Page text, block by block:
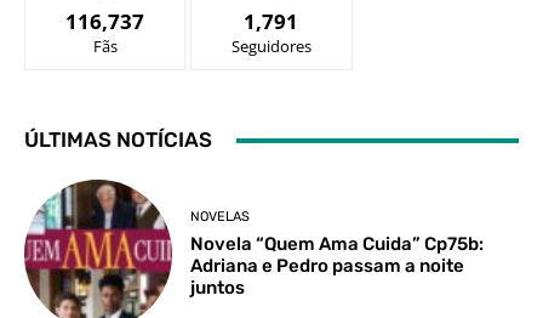
116,737
Fãs
1,791
Seguidores
ÚLTIMAS NOTÍCIAS
NOVELAS
Novela “Quem Ama Cuida” Cp75b:
Adriana e Pedro passam a noite
juntos